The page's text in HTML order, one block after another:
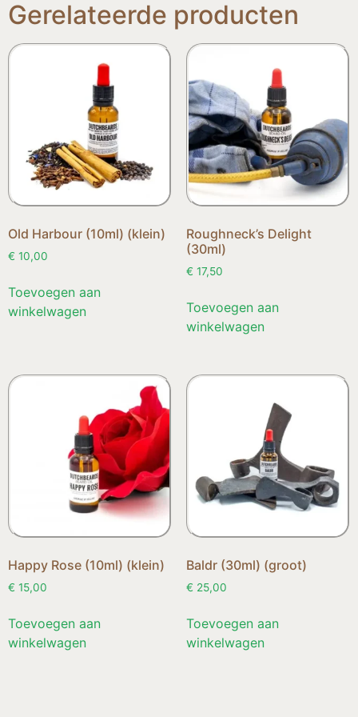
Gerelateerde producten
Old Harbour (10ml) (klein)
€ 10,00
Toevoegen aan
winkelwagen
Roughneck’s Delight
(30ml)
€ 17,50
Toevoegen aan
winkelwagen
Happy Rose (10ml) (klein)
€ 15,00
Toevoegen aan
winkelwagen
Baldr (30ml) (groot)
€ 25,00
Toevoegen aan
winkelwagen